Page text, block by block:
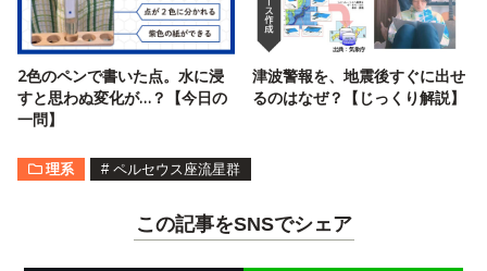
2色のペンで書いた点。水に浸
すと思わぬ変化が…？【今日の
一問】
津波警報を、地震後すぐに出せ
るのはなぜ？【じっくり解説】
理系 # ペルセウス座流星群
この記事をSNSでシェア